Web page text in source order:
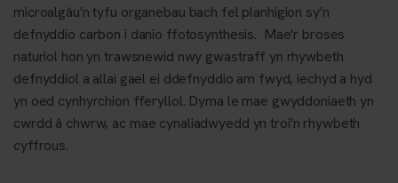
microalgâu'n tyfu organebau bach fel planhigion sy'n
defnyddio carbon i danio ffotosynthesis. Mae'r broses
naturiol hon yn trawsnewid nwy gwastraff yn rhywbeth
defnyddiol a allai gael ei ddefnyddio am fwyd, iechyd a hyd
yn oed cynhyrchion fferyllol. Dyma le mae gwyddoniaeth yn
cwrdd â chwrw, ac mae cynaliadwyedd yn troi'n rhywbeth
cyffrous.